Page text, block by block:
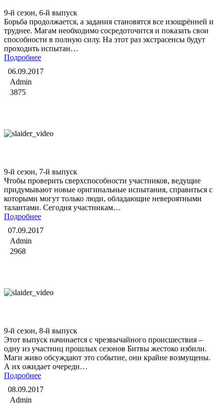
9-й сезон, 6-й выпуск
Борьба продолжается, а задания становятся все изощрённей и
труднее. Магам необходимо сосредоточится и показать свои
способности в полную силу. На этот раз экстрасенсы будут
проходить испытан…
Подробнее
06.09.2017
Admin
3875
9-й сезон, 7-й выпуск
Чтобы проверить сверхспособности участников, ведущие
придумывают новые оригинальные испытания, справиться с
которыми могут только люди, обладающие невероятными
талантами. Сегодня участникам…
Подробнее
07.09.2017
Admin
2968
9-й сезон, 8-й выпуск
Этот выпуск начинается с чрезвычайного происшествия –
одну из участниц прошлых сезонов Битвы жестоко избили.
Маги живо обсуждают это событие, они крайне возмущены.
А их ожидает очередн…
Подробнее
08.09.2017
Admin